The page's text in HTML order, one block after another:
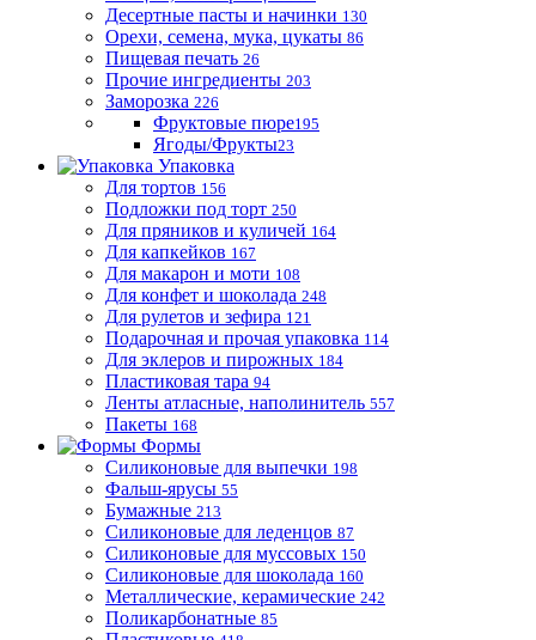
Десертные пасты и начинки 130
Орехи, семена, мука, цукаты 86
Пищевая печать 26
Прочие ингредиенты 203
Заморозка 226
Фруктовые пюре195
Ягоды/Фрукты23
Упаковка
Для тортов 156
Подложки под торт 250
Для пряников и куличей 164
Для капкейков 167
Для макарон и моти 108
Для конфет и шоколада 248
Для рулетов и зефира 121
Подарочная и прочая упаковка 114
Для эклеров и пирожных 184
Пластиковая тара 94
Ленты атласные, наполинитель 557
Пакеты 168
Формы
Силиконовые для выпечки 198
Фальш-ярусы 55
Бумажные 213
Силиконовые для леденцов 87
Силиконовые для муссовых 150
Силиконовые для шоколада 160
Металлические, керамические 242
Поликарбонатные 85